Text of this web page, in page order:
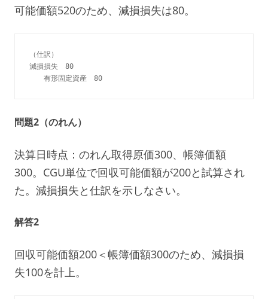
可能価額520のため、減損損失は80。
（仕訳）
減損損失　80
問題2（のれん）
決算日時点：のれん取得原価300、帳簿価額
300。CGU単位で回収可能価額が200と試算され
た。減損損失と仕訳を示しなさい。
解答2
回収可能価額200＜帳簿価額300のため、減損損
失100を計上。